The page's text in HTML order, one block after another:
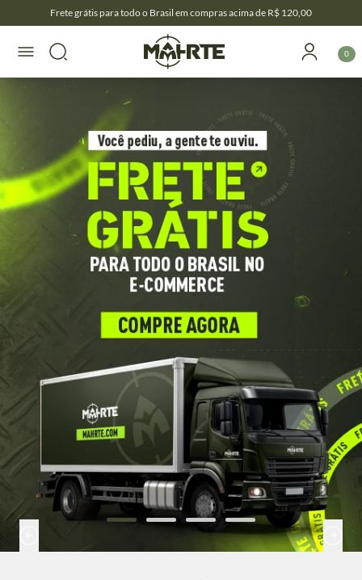
Frete grátis para todo o Brasil em compras acima de R$ 120,00
0